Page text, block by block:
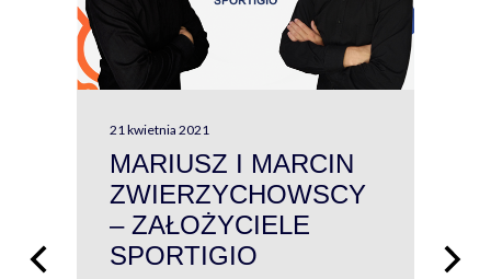
21 kwietnia 2021
MARIUSZ I MARCIN
ZWIERZYCHOWSCY
– ZAŁOŻYCIELE
SPORTIGIO